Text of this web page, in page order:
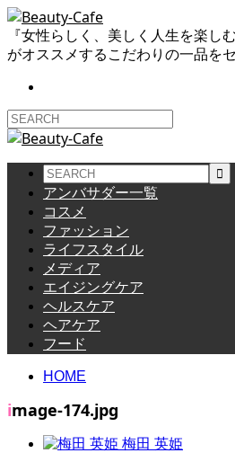
『女性らしく、美しく人生を楽し
がオススメするこだわりの一品を
アンバサダー一覧
コスメ
ファッション
ライフスタイル
メディア
エイジングケア
ヘルスケア
ヘアケア
フード
HOME
image-174.jpg
梅田 英姫